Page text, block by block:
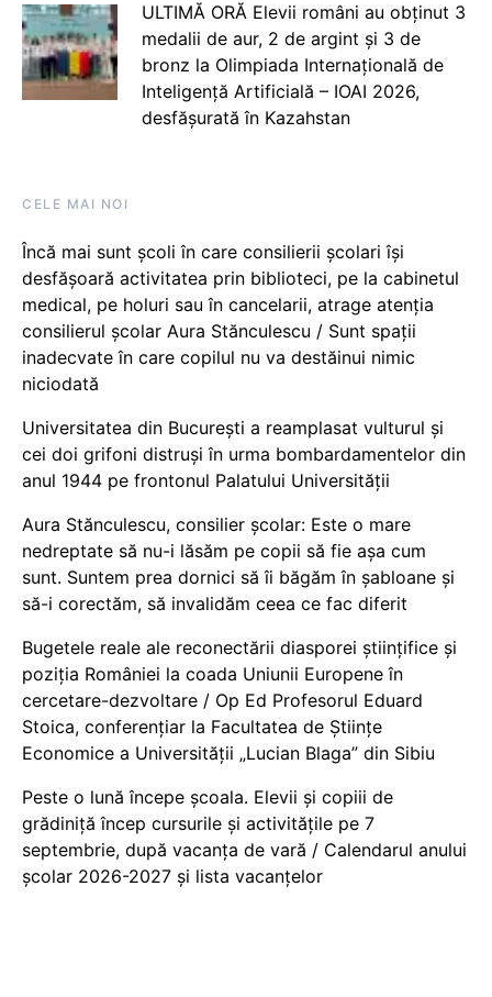
ULTIMĂ ORĂ Elevii români au obținut 3
medalii de aur, 2 de argint și 3 de
bronz la Olimpiada Internațională de
Inteligență Artificială – IOAI 2026,
desfășurată în Kazahstan
CELE MAI NOI
Încă mai sunt școli în care consilierii școlari își
desfășoară activitatea prin biblioteci, pe la cabinetul
medical, pe holuri sau în cancelarii, atrage atenția
consilierul școlar Aura Stănculescu / Sunt spații
inadecvate în care copilul nu va destăinui nimic
niciodată
Universitatea din București a reamplasat vulturul și
cei doi grifoni distruși în urma bombardamentelor din
anul 1944 pe frontonul Palatului Universității
Aura Stănculescu, consilier școlar: Este o mare
nedreptate să nu-i lăsăm pe copii să fie așa cum
sunt. Suntem prea dornici să îi băgăm în șabloane și
să-i corectăm, să invalidăm ceea ce fac diferit
Bugetele reale ale reconectării diasporei științifice și
poziția României la coada Uniunii Europene în
cercetare-dezvoltare / Op Ed Profesorul Eduard
Stoica, conferențiar la Facultatea de Științe
Economice a Universității „Lucian Blaga” din Sibiu
Peste o lună începe școala. Elevii și copiii de
grădiniță încep cursurile și activitățile pe 7
septembrie, după vacanța de vară / Calendarul anului
școlar 2026-2027 și lista vacanțelor